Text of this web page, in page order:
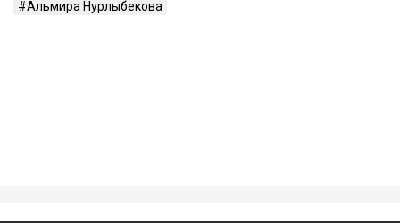
Альмира Нурлыбекова